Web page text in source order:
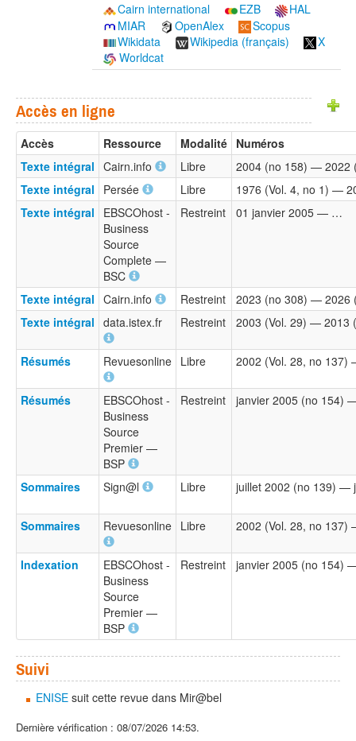
Cairn international
EZB
HAL
MIAR
OpenAlex
Scopus
Wikidata
Wikipedia (français)
X
Worldcat
Accès en ligne
Accès Ressource Modalité Numéros
Texte intégral Cairn.info Libre
2004 (no 158) — 2022
Texte intégral
Persée Libre
1976 (Vol. 4, no 1) —
Texte intégral
EBSCOhost -
Business
Source
Complete —
BSC
Restreint 01 janvier 2005 — …
Texte intégral Cairn.info Restreint
2023 (no 308) — 2026
Texte intégral data.istex.fr Restreint 2003 (Vol. 29) — 2013
Résumés Revuesonline Libre 2002 (Vol. 28, no
Résumés
EBSCOhost -
Business
Source
Premier —
BSP
Restreint janvier 2005 (no 154)
Sommaires Sign@l Libre juillet 2002 (no 139) —
Sommaires Revuesonline Libre 2002 (Vol. 28, no
Indexation
EBSCOhost -
Business
Source
Premier —
BSP
Restreint janvier 2005 (no 154)
Suivi
ENISE suit cette revue dans Mir@bel
Dernière vérification : 08/07/2026 14:53.